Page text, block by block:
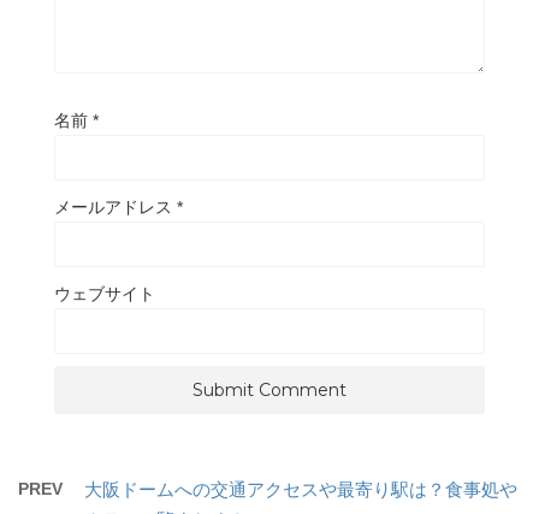
名前 *
メールアドレス *
ウェブサイト
PREV
大阪ドームへの交通アクセスや最寄り駅は？食事処や